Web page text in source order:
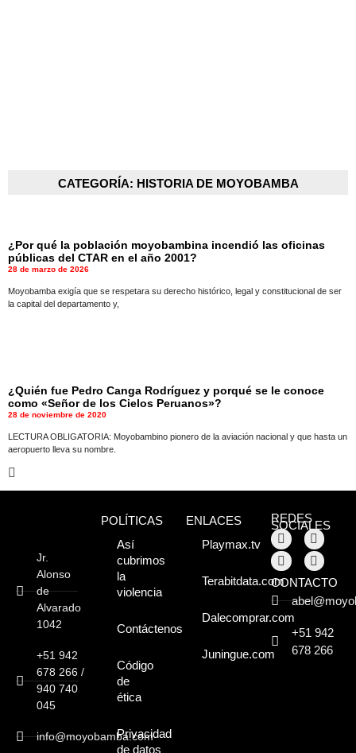
Atractivos
lleno de atractivos
sorprendentes,
¡Descúbrelos!
CATEGORÍA: HISTORIA DE MOYOBAMBA
¿Por qué la población moyobambina incendió las oficinas
públicas del CTAR en el año 2001?
28 de marzo de 2026
Moyobamba exigía que se respetara su derecho histórico, legal y constitucional de ser
la capital del departamento y,
¿Quién fue Pedro Canga Rodríguez y porqué se le conoce
como «Señor de los Cielos Peruanos»?
28 de noviembre de 2020
LECTURA OBLIGATORIA: Moyobambino pionero de la aviación nacional y que hasta un
aeropuerto lleva su nombre.
Jr.
Alonso
de
Alvarado
1042
+51 942
678 266 /
940 740
045
info@moyobamba.com
POLÍTICAS
Así
cubrimos
la
violencia
Contáctenos
Código
de
ética
Privacidad
de datos
ENLACES
Playmax.tv
Terabitdata.com
Dalecomprar.com
Juningue.com
REDES
SOCIALES
CONTACTO
+51 942
678 266